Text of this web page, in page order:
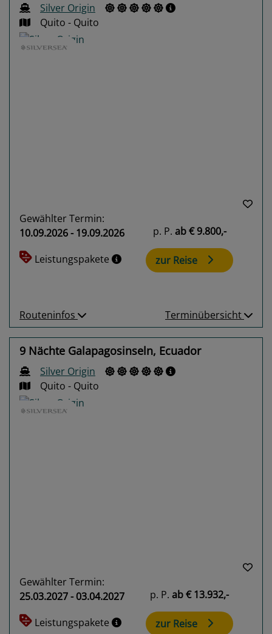
Silver Origin
Quito - Quito
Gewählter Termin:
10.09.2026 - 19.09.2026
Leistungspakete
p. P. ab€ 9.800,-
zur Reise
Routeninfos Terminübersicht
9 Nächte Galapagosinseln, Ecuador
Silver Origin
Quito - Quito
Gewählter Termin:
25.03.2027 - 03.04.2027
Leistungspakete
p. P. ab€ 13.932,-
zur Reise